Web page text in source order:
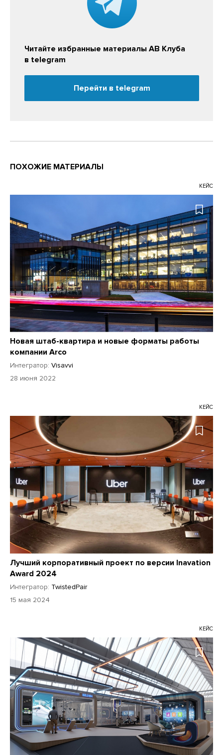
Читайте избранные материалы АВ Клуба
в telegram
Перейти в telegram
ПОХОЖИЕ МАТЕРИАЛЫ
КЕЙС
Новая штаб-квартира и новые форматы работы
компании Arco
Интегратор: Visavvi
28 июня 2022
КЕЙС
Лучший корпоративный проект по версии Inavation
Award 2024
Интегратор: TwistedPair
15 мая 2024
КЕЙС